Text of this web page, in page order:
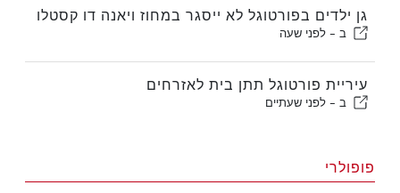
גן ילדים בפורטוגל לא ייסגר במחוז ויאנה דו קסטלו
ב - לפני שעה
עיריית פורטוגל תתן בית לאזרחים
ב - לפני שעתיים
פופולרי